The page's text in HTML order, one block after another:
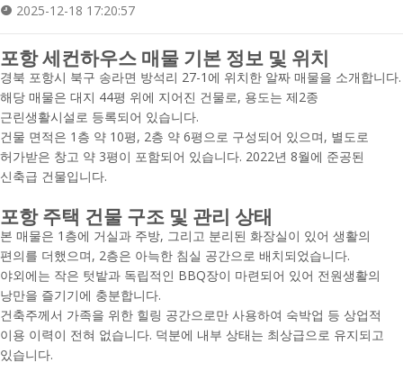
2025-12-18 17:20:57
포항 세컨하우스 매물 기본 정보 및 위치
경북 포항시 북구 송라면 방석리 27-1에 위치한 알짜 매물을 소개합니다.
해당 매물은 대지 44평 위에 지어진 건물로, 용도는 제2종
근린생활시설로 등록되어 있습니다.
건물 면적은 1층 약 10평, 2층 약 6평으로 구성되어 있으며, 별도로
허가받은 창고 약 3평이 포함되어 있습니다. 2022년 8월에 준공된
신축급 건물입니다.
포항 주택 건물 구조 및 관리 상태
본 매물은 1층에 거실과 주방, 그리고 분리된 화장실이 있어 생활의
편의를 더했으며, 2층은 아늑한 침실 공간으로 배치되었습니다.
야외에는 작은 텃밭과 독립적인 BBQ장이 마련되어 있어 전원생활의
낭만을 즐기기에 충분합니다.
건축주께서 가족을 위한 힐링 공간으로만 사용하여 숙박업 등 상업적
이용 이력이 전혀 없습니다. 덕분에 내부 상태는 최상급으로 유지되고
있습니다.